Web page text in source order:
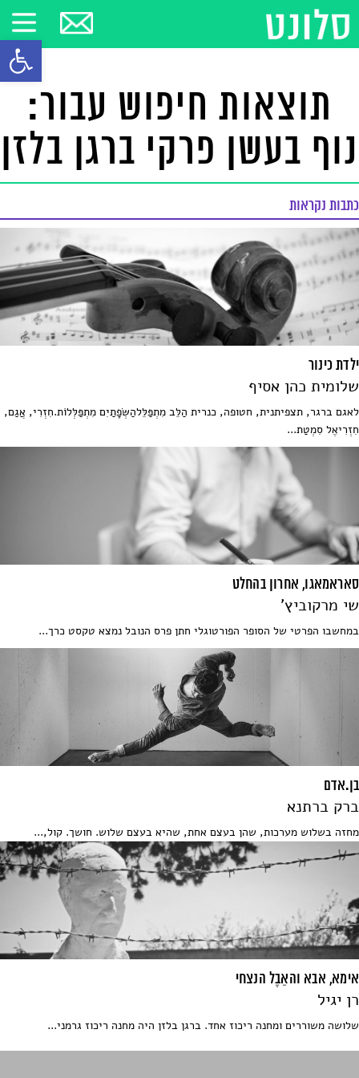
פתח
תוצאות חיפוש עבור:
נוף בעשן פרקי ברגן בלזן
כתבות נקראות
ילדת כינור
שלומית כהן אסיף
לאגם ברגר, תצפיתנית, חטופה, כנרית הַלֵּב מִתְפַּלֵּלהַשְּׂפָתַיִם מִתְפַּלְּלוֹת.חִזְרִי, אֲגַם,
חִזְרִיאֶל סִמְטַת...
סאראמאגו, אחרון בהחלט
שי מרקוביץ'
במחשבו הפרטי של הסופר הפורטוגלי חתן פרס הנובל נמצא טקסט כרך...
בן.אדם
ברק ברתנא
מחזה בשלוש מערכות, שהן בעצם אחת, שהיא בעצם שלוש. חושך. קול,...
אימא, אבא והאֵבֶל הנצחי
רן יגיל
שלושה משוררים ומחנה ריכוז אחד. ברגן בלזן היה מחנה ריכוז גרמני...